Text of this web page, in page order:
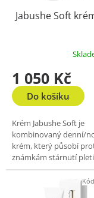
Jabushe Soft
1 050 Kč
Do košíku
Krém Jabushe Soft je
kombinovaný denní/
krém, který působí
známkám stárnutí
minimalizuje vrásky a
póry. Vytváří měkkou a
napnutou pleť...